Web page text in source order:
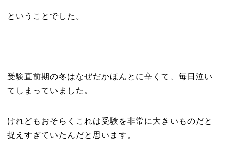
ということでした。
受験直前期の冬はなぜだかほんとに辛くて、毎日泣い
てしまっていました。
けれどもおそらくこれは受験を非常に大きいものだと
捉えすぎていたんだと思います。